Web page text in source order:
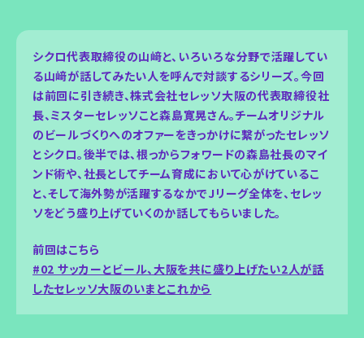
シクロ代表取締役の山﨑と、いろいろな分野で活躍してい
る山﨑が話してみたい人を呼んで対談するシリーズ。今回
は前回に引き続き、株式会社セレッソ大阪の代表取締役社
長、ミスターセレッソこと森島寛晃さん。チームオリジナル
のビールづくりへのオファーをきっかけに繋がったセレッソ
とシクロ。後半では、根っからフォワードの森島社長のマイ
ンド術や、社長としてチーム育成において心がけているこ
と、そして海外勢が活躍するなかでJリーグ全体を、セレッ
ソをどう盛り上げていくのか話してもらいました。
前回はこちら
#02 サッカーとビール、大阪を共に盛り上げたい2人が話
したセレッソ大阪のいまとこれから